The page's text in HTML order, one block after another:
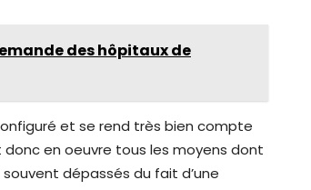
des hôpitaux de
et se rend très bien compte
en oeuvre tous les moyens dont
dépassés du fait d’une